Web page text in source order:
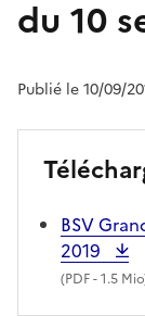
du 10
Publié le 10/09/
BSV
2019
(PDF- 1.5